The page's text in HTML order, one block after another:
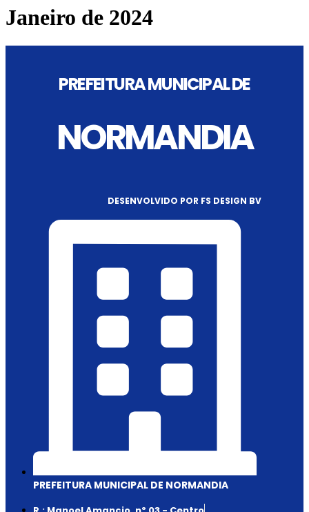
Janeiro de 2024
PREFEITURA MUNICIPAL DE
NORMANDIA
DESENVOLVIDO POR FS DESIGN BV
PREFEITURA MUNICIPAL DE NORMANDIA